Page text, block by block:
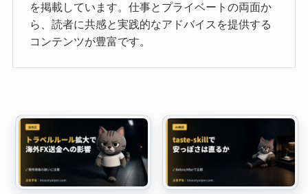
を掲載しています。仕事とプライベートの両面か
ら、読者に共感と実践的なアドバイスを提供する
コンテンツが豊富です。